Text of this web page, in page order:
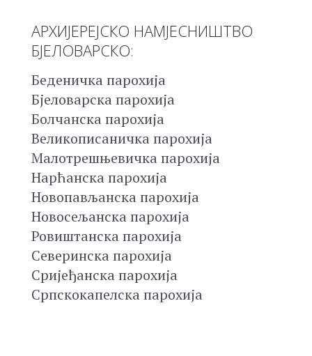
АРХИЈЕРЕЈСКО НАМЈЕСНИШТВО
БЈЕЛОВАРСКО:
Беденичка парохија
Бјеловарска парохија
Болчанска парохија
Великописаничка парохија
Малотрешњевичка парохија
Нарћанска парохија
Новопављанска парохија
Новосељанска парохија
Ровиштанска парохија
Северинска парохија
Сријеђанска парохија
Српскокапелска парохија